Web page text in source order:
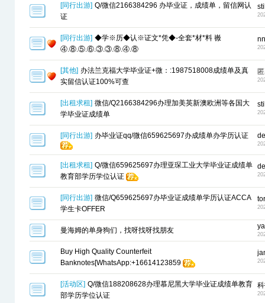
[同行出游] Q/微信2166384296 办毕业证，成绩单，留信网认
证
[同行出游] ◆学※历◆认※证文*凭◆-全套*材*料 嶶
④.⑧.⑤.⑥.③.③.⑧.④.⑧
[其他] 办法兰克福大学毕业证+微：:1987518008成绩单及真
实留信认证100%可查
[出租求租] 微信/Q2166384296办理加美英新澳欧洲等各国大
学毕业证成绩单
[同行出游] 办毕业证qq/微信659625697办成绩单办学历认证
[出租求租] Q/微信659625697办理亚琛工业大学毕业证成绩单
教育部学历学位认证
[同行出游] 微信/Q659625697办毕业证成绩单学历认证ACCA
学生卡OFFER
曼海姆的单身狗们，找呀找呀找朋友
Buy High Quality Counterfeit
Banknotes[WhatsApp:+16614123859
[活动区] Q/微信188208628办理慕尼黑大学毕业证成绩单教育
部学历学位认证